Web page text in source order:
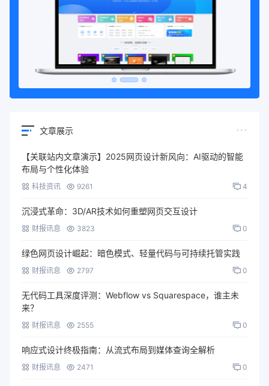
文章展示
【关联站内文章演示】2025网页设计新风向：AI驱动的智能
布局与个性化体验
科技资讯 9261 4
沉浸式革命：3D/AR技术如何重塑网页交互设计
财报讯息 3823 0
绿色网页设计崛起：暗色模式、轻量代码与可持续托管实践
财报讯息 2797 0
无代码工具深度评测：Webflow vs Squarespace，谁主未
来？
财报讯息 2555 0
响应式设计终极指南：从流式布局到媒体查询全解析
财报讯息 2471 0